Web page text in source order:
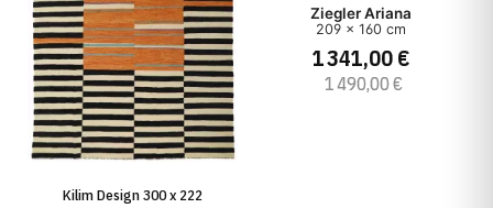
Kilim Design 300 x 222
Ziegler Ariana
209 x 160 cm
1 341,00 €
1 490,00 €